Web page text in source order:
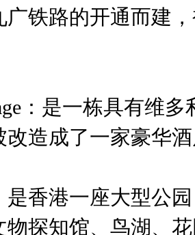
广铁路的开通而建
：是一栋具有维
改造成了一家豪华
是香港一座大型公
物探知馆、鸟湖、